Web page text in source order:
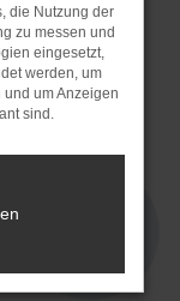
4,7 von 5
Partner!
die Nutzung der
zu messen und
eingesetzt,
werden, um
um Anzeigen
sind.